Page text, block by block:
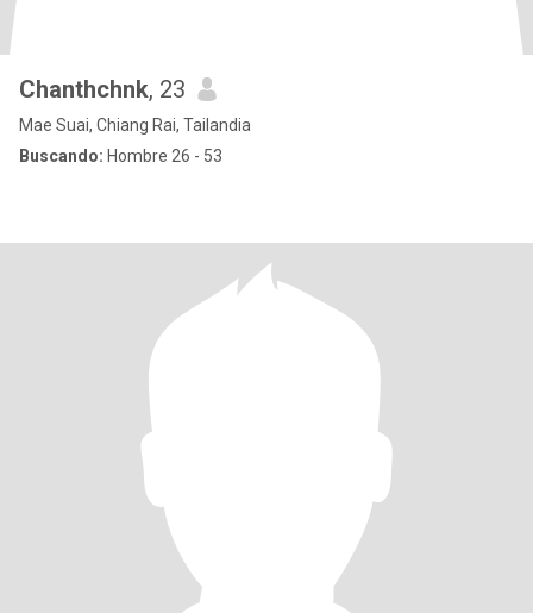
Chanthchnk, 23
Mae Suai, Chiang Rai, Tailandia
Buscando: Hombre 26 - 53